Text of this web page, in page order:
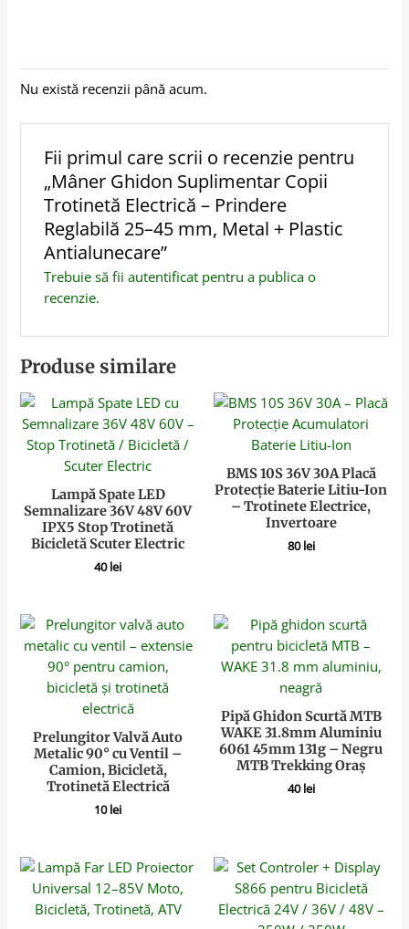
Nu există recenzii până acum.
Fii primul care scrii o recenzie pentru
„Mâner Ghidon Suplimentar Copii
Trotinetă Electrică – Prindere
Reglabilă 25–45 mm, Metal + Plastic
Antialunecare”
Trebuie să fii autentificatpentru a publica o
recenzie.
Produse similare
Lampă Spate LED
Semnalizare 36V 48V 60V
IPX5 Stop Trotinetă
Bicicletă Scuter Electric
40lei
BMS 10S 36V 30A Placă
Protecție Baterie Litiu-Ion
– Trotinete Electrice,
Invertoare
80lei
Prelungitor Valvă Auto
Metalic 90° cu Ventil –
Camion, Bicicletă,
Trotinetă Electrică
10lei
Pipă Ghidon Scurtă MTB
WAKE 31.8mm Aluminiu
6061 45mm 131g – Negru
MTB Trekking Oraș
40lei